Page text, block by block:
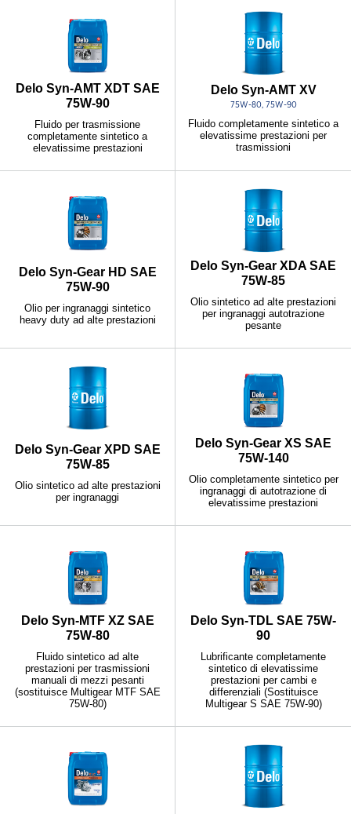
Delo Syn-AMT XDT SAE
75W-90
Fluido per trasmissione
completamente sintetico a
elevatissime prestazioni
Delo Syn-AMT XV
75W-80, 75W-90
Fluido completamente sintetico a
elevatissime prestazioni per
trasmissioni
Delo Syn-Gear HD SAE
75W-90
Olio per ingranaggi sintetico
heavy duty ad alte prestazioni
Delo Syn-Gear XDA SAE
75W-85
Olio sintetico ad alte prestazioni
per ingranaggi autotrazione
pesante
Delo Syn-Gear XPD SAE
75W-85
Olio sintetico ad alte prestazioni
per ingranaggi
Delo Syn-Gear XS SAE
75W-140
Olio completamente sintetico per
ingranaggi di autotrazione di
elevatissime prestazioni
Delo Syn-MTF XZ SAE
75W-80
Fluido sintetico ad alte
prestazioni per trasmissioni
manuali di mezzi pesanti
(sostituisce Multigear MTF SAE
75W-80)
Delo Syn-TDL SAE 75W-
90
Lubrificante completamente
sintetico di elevatissime
prestazioni per cambi e
differenziali (Sostituisce
Multigear S SAE 75W-90)